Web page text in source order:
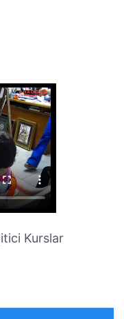
Kurslar